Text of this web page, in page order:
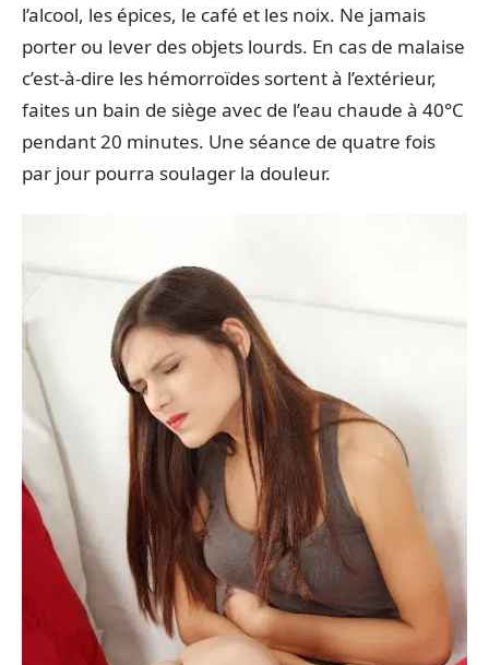
l’alcool, les épices, le café et les noix. Ne jamais
porter ou lever des objets lourds. En cas de malaise
c’est-à-dire les hémorroïdes sortent à l’extérieur,
faites un bain de siège avec de l’eau chaude à 40°C
pendant 20 minutes. Une séance de quatre fois
par jour pourra soulager la douleur.